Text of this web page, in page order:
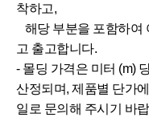
착하고,
해당 부분을 포함하여
고 출고합니다.
- 몰딩 가격은 미터 (m)
산정되며, 제품별 단가
일로 문의해 주시기 바